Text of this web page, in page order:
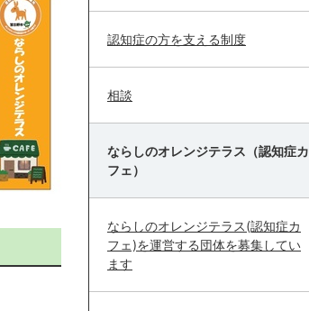
認知症の方を支える制度
相談
ならしのオレンジテラス（認知症カ
フェ）
ならしのオレンジテラス(認知症カ
フェ)を運営する団体を募集してい
ます